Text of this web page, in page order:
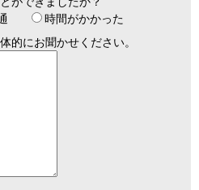
時間がかかった
的にお聞かせください。